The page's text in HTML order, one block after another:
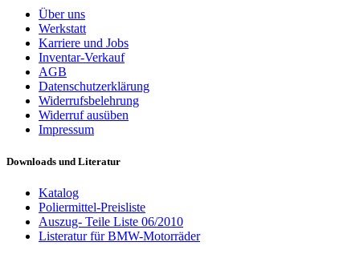
Über uns
Werkstatt
Karriere und Jobs
Inventar-Verkauf
AGB
Datenschutzerklärung
Widerrufsbelehrung
Widerruf ausüben
Impressum
Downloads und Literatur
Katalog
Poliermittel-Preisliste
Auszug- Teile Liste 06/2010
Listeratur für BMW-Motorräder